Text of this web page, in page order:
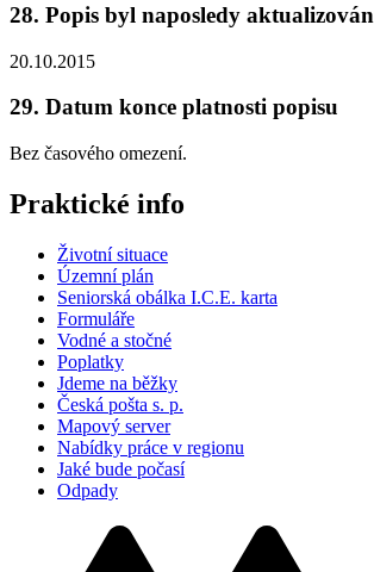
28. Popis byl naposledy aktualizován
20.10.2015
29. Datum konce platnosti popisu
Bez časového omezení.
Praktické info
Životní situace
Územní plán
Seniorská obálka I.C.E. karta
Formuláře
Vodné a stočné
Poplatky
Jdeme na běžky
Česká pošta s. p.
Mapový server
Nabídky práce v regionu
Jaké bude počasí
Odpady